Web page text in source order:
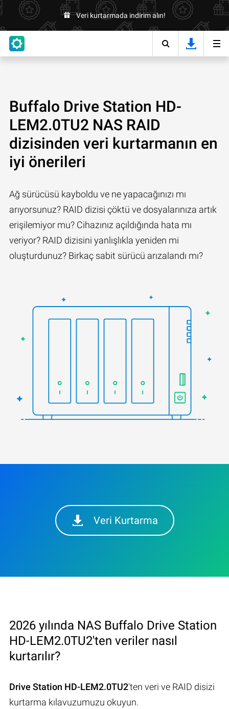
Veri kurtarmada indirim alın!
Buffalo Drive Station HD-
LEM2.0TU2 NAS RAID
dizisinden veri kurtarmanın en
iyi önerileri
Ağ sürücüsü kayboldu ve ne yapacağınızı mı
arıyorsunuz? RAID dizisi çöktü ve dosyalarınıza artık
erişilemiyor mu? Cihazınız açıldığında hata mı
veriyor? RAID dizisini yanlışlıkla yeniden mi
oluşturdunuz? Birkaç sabit sürücü arızalandı mı?
Veri Kurtarma
2026 yılında NAS Buffalo Drive Station
HD-LEM2.0TU2'ten veriler nasıl
kurtarılır?
Drive Station HD-LEM2.0TU2'ten veri ve RAID disizi
kurtarma kılavuzumuzu okuyun.